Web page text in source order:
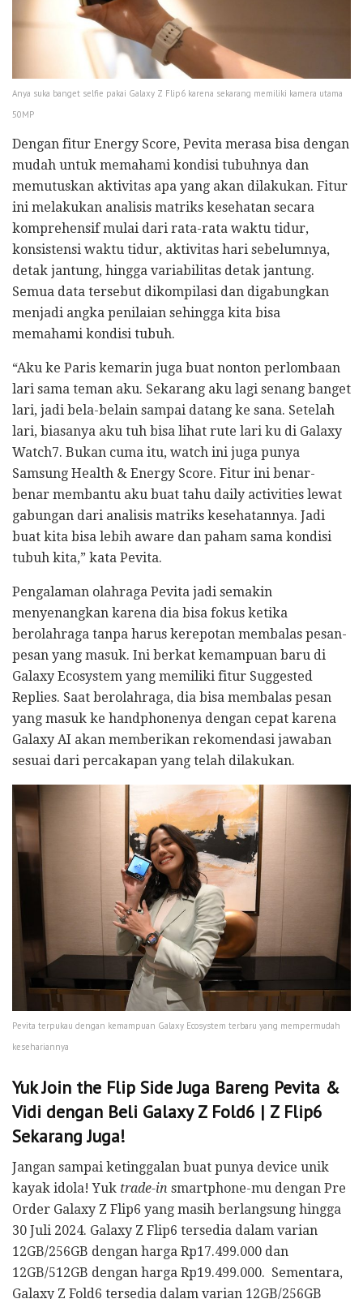
Anya suka banget selfie pakai Galaxy Z Flip6 karena sekarang memiliki kamera utama
50MP
Dengan fitur Energy Score, Pevita merasa bisa dengan
mudah untuk memahami kondisi tubuhnya dan
memutuskan aktivitas apa yang akan dilakukan. Fitur
ini melakukan analisis matriks kesehatan secara
komprehensif mulai dari rata-rata waktu tidur,
konsistensi waktu tidur, aktivitas hari sebelumnya,
detak jantung, hingga variabilitas detak jantung.
Semua data tersebut dikompilasi dan digabungkan
menjadi angka penilaian sehingga kita bisa
memahami kondisi tubuh.
“Aku ke Paris kemarin juga buat nonton perlombaan
lari sama teman aku. Sekarang aku lagi senang banget
lari, jadi bela-belain sampai datang ke sana. Setelah
lari, biasanya aku tuh bisa lihat rute lari ku di Galaxy
Watch7. Bukan cuma itu, watch ini juga punya
Samsung Health & Energy Score. Fitur ini benar-
benar membantu aku buat tahu daily activities lewat
gabungan dari analisis matriks kesehatannya. Jadi
buat kita bisa lebih aware dan paham sama kondisi
tubuh kita,” kata Pevita.
Pengalaman olahraga Pevita jadi semakin
menyenangkan karena dia bisa fokus ketika
berolahraga tanpa harus kerepotan membalas pesan-
pesan yang masuk. Ini berkat kemampuan baru di
Galaxy Ecosystem yang memiliki fitur Suggested
Replies. Saat berolahraga, dia bisa membalas pesan
yang masuk ke handphonenya dengan cepat karena
Galaxy AI akan memberikan rekomendasi jawaban
sesuai dari percakapan yang telah dilakukan.
Pevita terpukau dengan kemampuan Galaxy Ecosystem terbaru yang mempermudah
kesehariannya
Yuk Join the Flip Side Juga Bareng Pevita &
Vidi dengan Beli Galaxy Z Fold6 | Z Flip6
Sekarang Juga!
Jangan sampai ketinggalan buat punya device unik
kayak idola! Yuk trade-in smartphone-mu dengan Pre
Order Galaxy Z Flip6 yang masih berlangsung hingga
30 Juli 2024. Galaxy Z Flip6 tersedia dalam varian
12GB/256GB dengan harga Rp17.499.000 dan
12GB/512GB dengan harga Rp19.499.000. Sementara,
Galaxy Z Fold6 tersedia dalam varian 12GB/256GB